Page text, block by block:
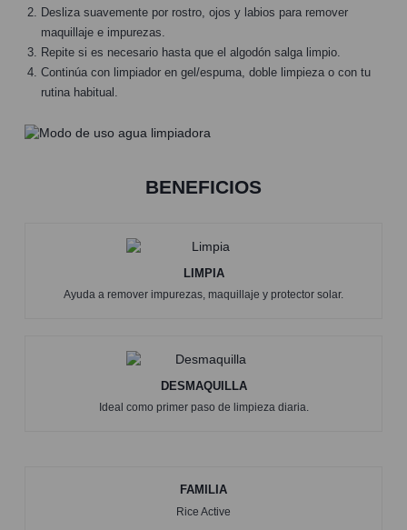
Desliza suavemente por rostro, ojos y labios para remover
maquillaje e impurezas.
Repite si es necesario hasta que el algodón salga limpio.
Continúa con limpiador en gel/espuma, doble limpieza o con tu
rutina habitual.
BENEFICIOS
LIMPIA
Ayuda a remover impurezas, maquillaje y protector solar.
DESMAQUILLA
Ideal como primer paso de limpieza diaria.
FAMILIA
Rice Active